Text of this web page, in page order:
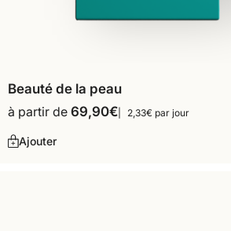
Beauté de la peau
à partir de 69,90€ 2,33€ par jour
Ajouter